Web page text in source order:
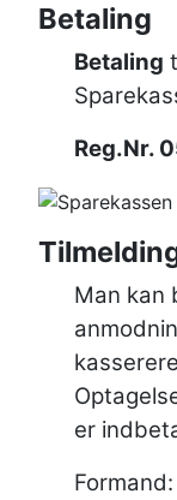
Betaling
Betaling
Reg.Nr.
Man kan
er